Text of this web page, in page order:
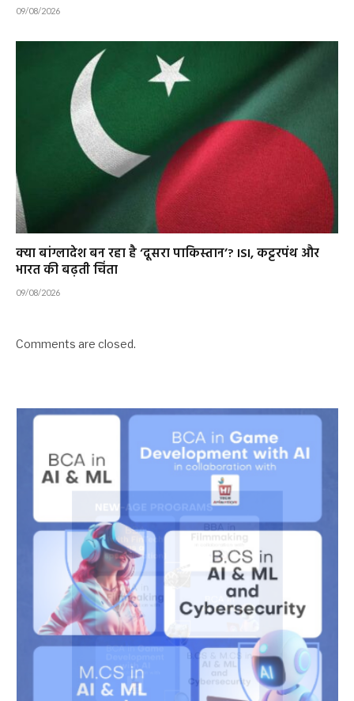
09/08/2026
क्या बांग्लादेश बन रहा है ‘दूसरा पाकिस्तान’? ISI, कट्टरपंथ और
भारत की बढ़ती चिंता
09/08/2026
Comments are closed.